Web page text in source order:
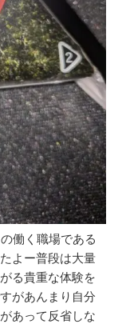
の働く職場である
よー普段は大量
る貴重な体験を
があんまり自分
あって反省しな